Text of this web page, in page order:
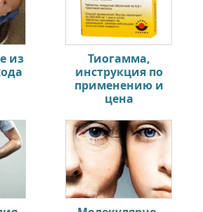
из
Тиогамма,
инструкция по
применению и
цена